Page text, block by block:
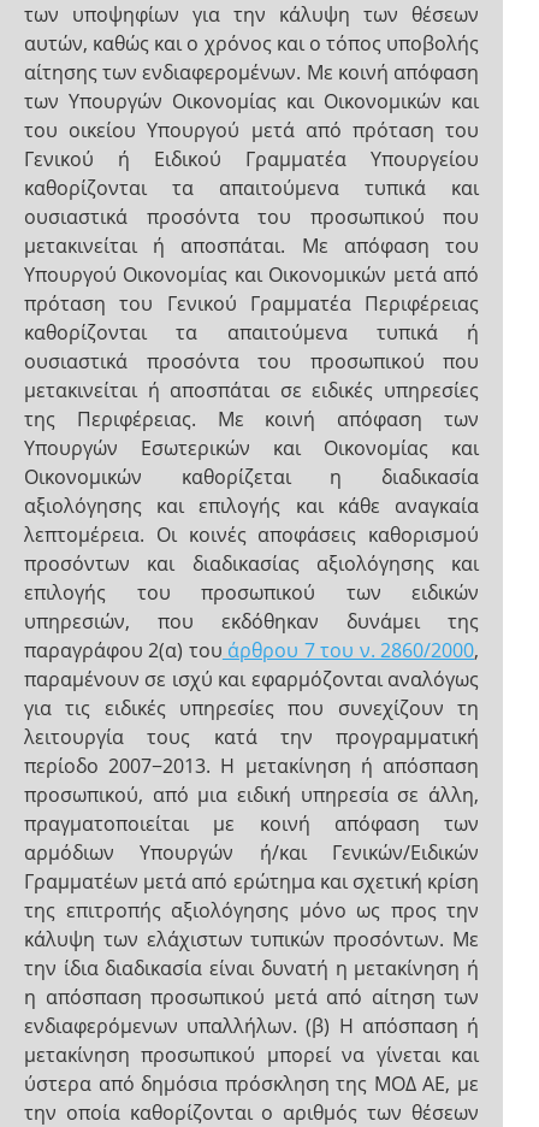
των υποψηφίων για την κάλυψη των θέσεων
αυτών, καθώς και ο χρόνος και ο τόπος υποβολής
αίτησης των ενδιαφερομένων. Με κοινή απόφαση
των Υπουργών Οικονομίας και Οικονομικών και
του οικείου Υπουργού μετά από πρόταση του
Γενικού ή Ειδικού Γραμματέα Υπουργείου
καθορίζονται τα απαιτούμενα τυπικά και
ουσιαστικά προσόντα του προσωπικού που
μετακινείται ή αποσπάται. Με απόφαση του
Υπουργού Οικονομίας και Οικονομικών μετά από
πρόταση του Γενικού Γραμματέα Περιφέρειας
καθορίζονται τα απαιτούμενα τυπικά ή
ουσιαστικά προσόντα του προσωπικού που
μετακινείται ή αποσπάται σε ειδικές υπηρεσίες
της Περιφέρειας. Με κοινή απόφαση των
Υπουργών Εσωτερικών και Οικονομίας και
Οικονομικών καθορίζεται η διαδικασία
αξιολόγησης και επιλογής και κάθε αναγκαία
λεπτομέρεια. Οι κοινές αποφάσεις καθορισμού
προσόντων και διαδικασίας αξιολόγησης και
επιλογής του προσωπικού των ειδικών
υπηρεσιών, που εκδόθηκαν δυνάμει της
παραγράφου 2(α) του άρθρου 7 του ν. 2860/2000,
παραμένουν σε ισχύ και εφαρμόζονται αναλόγως
για τις ειδικές υπηρεσίες που συνεχίζουν τη
λειτουργία τους κατά την προγραμματική
περίοδο 2007−2013. Η μετακίνηση ή απόσπαση
προσωπικού, από μια ειδική υπηρεσία σε άλλη,
πραγματοποιείται με κοινή απόφαση των
αρμόδιων Υπουργών ή/και Γενικών/Ειδικών
Γραμματέων μετά από ερώτημα και σχετική κρίση
της επιτροπής αξιολόγησης μόνο ως προς την
κάλυψη των ελάχιστων τυπικών προσόντων. Με
την ίδια διαδικασία είναι δυνατή η μετακίνηση ή
η απόσπαση προσωπικού μετά από αίτηση των
ενδιαφερόμενων υπαλλήλων. (β) Η απόσπαση ή
μετακίνηση προσωπικού μπορεί να γίνεται και
ύστερα από δημόσια πρόσκληση της ΜΟΔ ΑΕ, με
την οποία καθορίζονται ο αριθμός των θέσεων